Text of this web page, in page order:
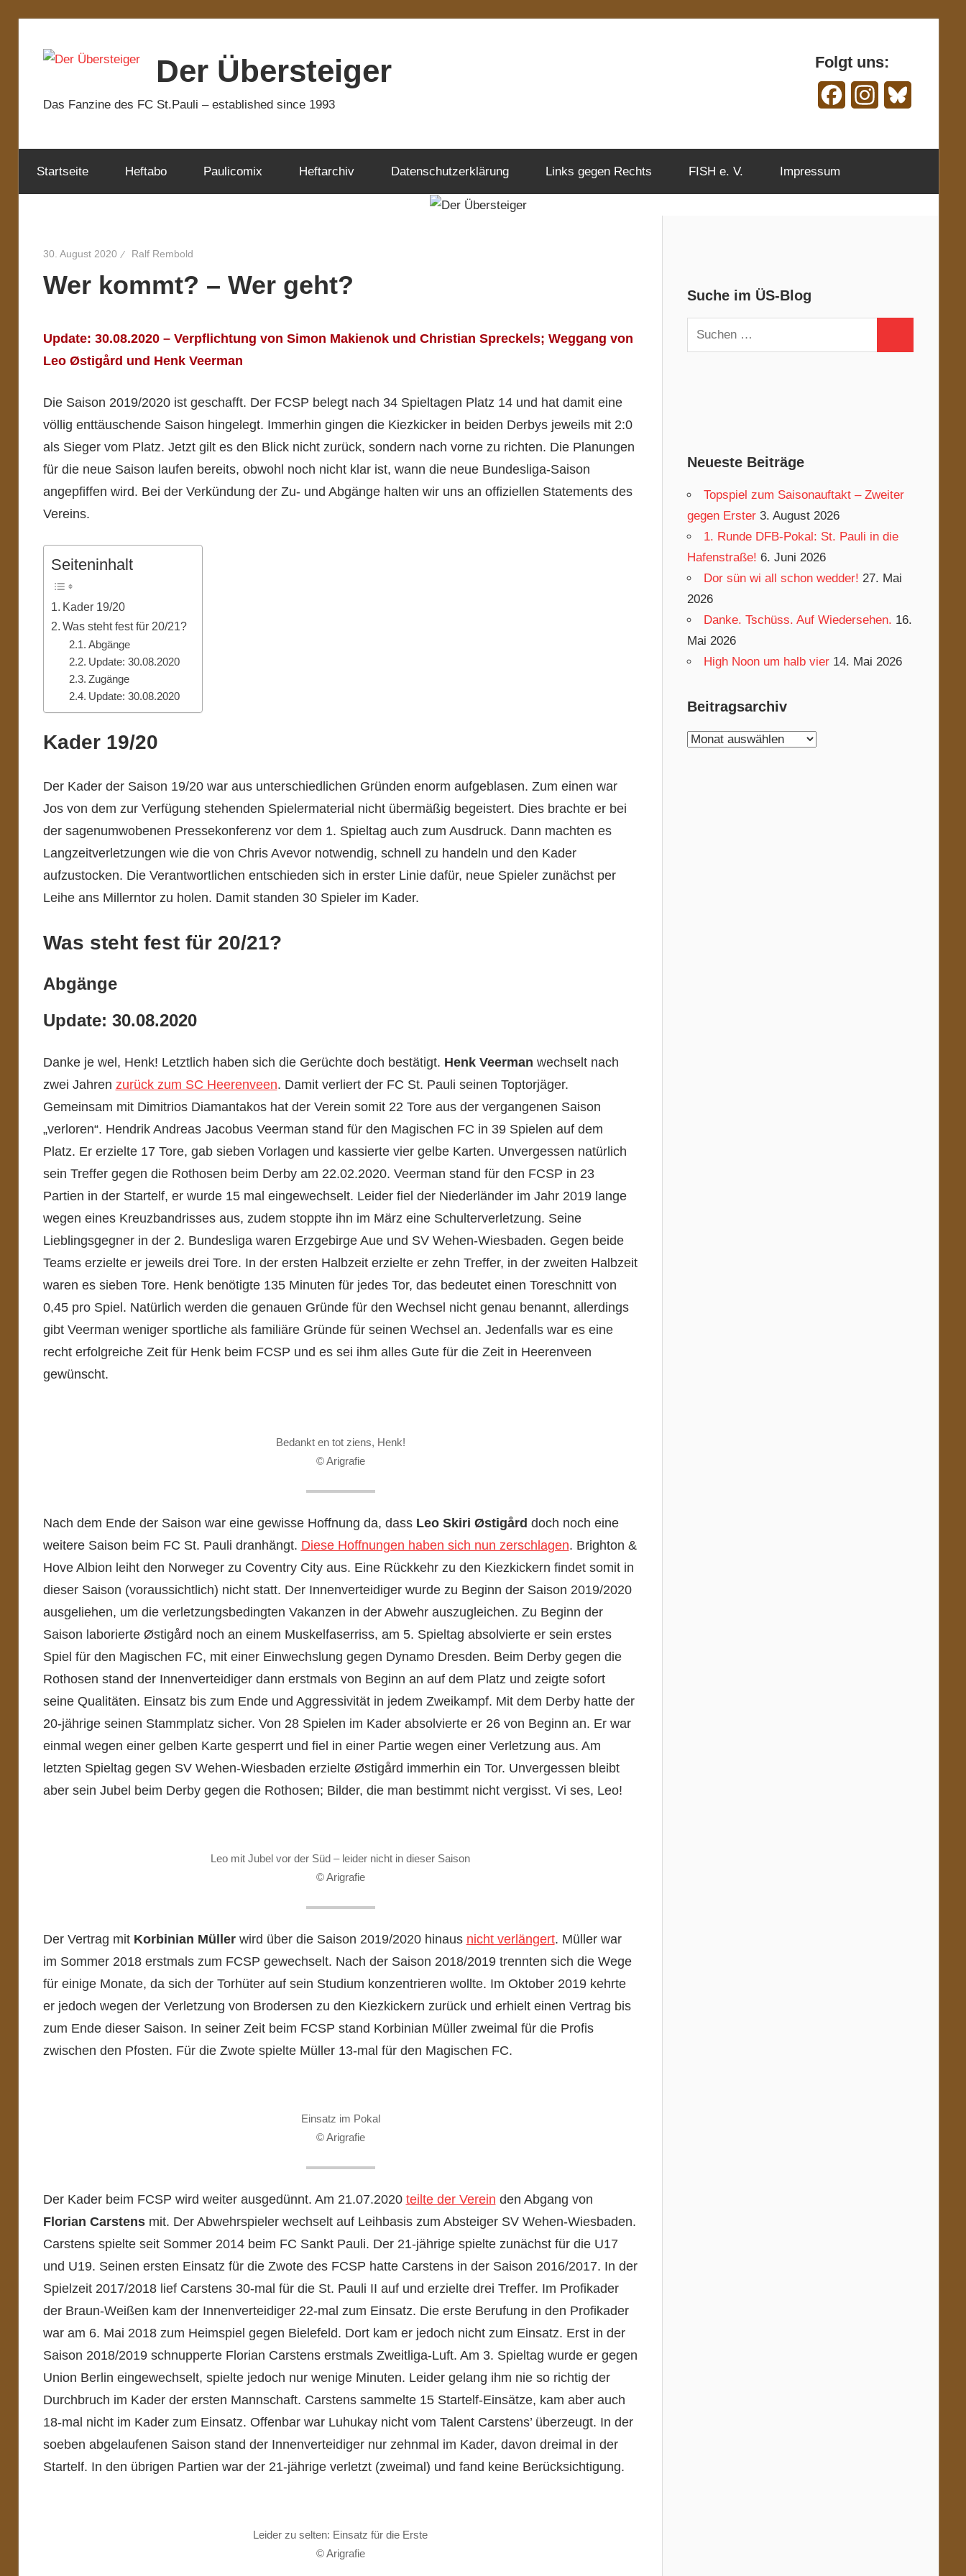
Inhalt
Der Übersteiger
Das Fanzine des FC St.Pauli – established since 1993
Folgt uns:
FacebookInstagram
Startseite Heftabo Paulicomix Heftarchiv Datenschutzerklärung Links gegen Rechts FISH e. V. Impressum
30. August 2020 Ralf Rembold
Wer kommt? – Wer geht?
Update: 30.08.2020– Verpflichtung von Simon Makienok und Christian Spreckels; Weggang von
Leo Østigård und Henk Veerman
Die Saison 2019/2020 ist geschafft. Der FCSP belegt nach 34 Spieltagen Platz 14 und hat damit eine
völlig enttäuschende Saison hingelegt. Immerhin gingen die Kiezkicker in beiden Derbys jeweils mit 2:0
als Sieger vom Platz. Jetzt gilt es den Blick nicht zurück, sondern nach vorne zu richten. Die Planungen
für die neue Saison laufen bereits, obwohl noch nicht klar ist, wann die neue Bundesliga-Saison
angepfiffen wird. Bei der Verkündung der Zu- und Abgänge halten wir uns an offiziellen Statements des
Vereins.
Seiteninhalt
Kader 19/20
Was steht fest für 20/21?
Abgänge
Update: 30.08.2020
Zugänge
Update: 30.08.2020
Kader 19/20
Der Kader der Saison 19/20 war aus unterschiedlichen Gründen enorm aufgeblasen. Zum einen war
Jos von dem zur Verfügung stehenden Spielermaterial nicht übermäßig begeistert. Dies brachte er bei
der sagenumwobenen Pressekonferenz vor dem 1. Spieltag auch zum Ausdruck. Dann machten es
Langzeitverletzungen wie die von Chris Avevor notwendig, schnell zu handeln und den Kader
aufzustocken. Die Verantwortlichen entschieden sich in erster Linie dafür, neue Spieler zunächst per
Leihe ans Millerntor zu holen. Damit standen 30 Spieler im Kader.
Was steht fest für 20/21?
Abgänge
Update: 30.08.2020
Danke je wel, Henk! Letztlich haben sich die Gerüchte doch bestätigt. Henk Veerman wechselt nach
zwei Jahren zurück zum SC Heerenveen. Damit verliert der FC St. Pauli seinen Toptorjäger.
Gemeinsam mit Dimitrios Diamantakos hat der Verein somit 22 Tore aus der vergangenen Saison
„verloren“. Hendrik Andreas Jacobus Veerman stand für den Magischen FC in 39 Spielen auf dem
Platz. Er erzielte 17 Tore, gab sieben Vorlagen und kassierte vier gelbe Karten. Unvergessen natürlich
sein Treffer gegen die Rothosen beim Derby am 22.02.2020. Veerman stand für den FCSP in 23
Partien in der Startelf, er wurde 15 mal eingewechselt. Leider fiel der Niederländer im Jahr 2019 lange
wegen eines Kreuzbandrisses aus, zudem stoppte ihn im März eine Schulterverletzung. Seine
Lieblingsgegner in der 2. Bundesliga waren Erzgebirge Aue und SV Wehen-Wiesbaden. Gegen beide
Teams erzielte er jeweils drei Tore. In der ersten Halbzeit erzielte er zehn Treffer, in der zweiten Halbzeit
waren es sieben Tore. Henk benötigte 135 Minuten für jedes Tor, das bedeutet einen Toreschnitt von
0,45 pro Spiel. Natürlich werden die genauen Gründe für den Wechsel nicht genau benannt, allerdings
gibt Veerman weniger sportliche als familiäre Gründe für seinen Wechsel an. Jedenfalls war es eine
recht erfolgreiche Zeit für Henk beim FCSP und es sei ihm alles Gute für die Zeit in Heerenveen
gewünscht.
Bedankt en tot ziens, Henk!
© Arigrafie
Nach dem Ende der Saison war eine gewisse Hoffnung da, dass Leo Skiri Østigård doch noch eine
weitere Saison beim FC St. Pauli dranhängt. Diese Hoffnungen haben sich nun zerschlagen. Brighton &
Hove Albion leiht den Norweger zu Coventry City aus. Eine Rückkehr zu den Kiezkickern findet somit in
dieser Saison (voraussichtlich) nicht statt. Der Innenverteidiger wurde zu Beginn der Saison 2019/2020
ausgeliehen, um die verletzungsbedingten Vakanzen in der Abwehr auszugleichen. Zu Beginn der
Saison laborierte Østigård noch an einem Muskelfaserriss, am 5. Spieltag absolvierte er sein erstes
Spiel für den Magischen FC, mit einer Einwechslung gegen Dynamo Dresden. Beim Derby gegen die
Rothosen stand der Innenverteidiger dann erstmals von Beginn an auf dem Platz und zeigte sofort
seine Qualitäten. Einsatz bis zum Ende und Aggressivität in jedem Zweikampf. Mit dem Derby hatte der
20-jährige seinen Stammplatz sicher. Von 28 Spielen im Kader absolvierte er 26 von Beginn an. Er war
einmal wegen einer gelben Karte gesperrt und fiel in einer Partie wegen einer Verletzung aus. Am
letzten Spieltag gegen SV Wehen-Wiesbaden erzielte Østigård immerhin ein Tor. Unvergessen bleibt
aber sein Jubel beim Derby gegen die Rothosen; Bilder, die man bestimmt nicht vergisst. Vi ses, Leo!
Leo mit Jubel vor der Süd – leider nicht in dieser Saison
© Arigrafie
Der Vertrag mit Korbinian Müller wird über die Saison 2019/2020 hinaus nicht verlängert. Müller war
im Sommer 2018 erstmals zum FCSP gewechselt. Nach der Saison 2018/2019 trennten sich die Wege
für einige Monate, da sich der Torhüter auf sein Studium konzentrieren wollte. Im Oktober 2019 kehrte
er jedoch wegen der Verletzung von Brodersen zu den Kiezkickern zurück und erhielt einen Vertrag bis
zum Ende dieser Saison. In seiner Zeit beim FCSP stand Korbinian Müller zweimal für die Profis
zwischen den Pfosten. Für die Zwote spielte Müller 13-mal für den Magischen FC.
Einsatz im Pokal
© Arigrafie
Der Kader beim FCSP wird weiter ausgedünnt. Am 21.07.2020 teilte der Verein den Abgang von
Florian Carstensmit. Der Abwehrspieler wechselt auf Leihbasis zum Absteiger SV Wehen-Wiesbaden.
Carstens spielte seit Sommer 2014 beim FC Sankt Pauli. Der 21-jährige spielte zunächst für die U17
und U19. Seinen ersten Einsatz für die Zwote des FCSP hatte Carstens in der Saison 2016/2017. In der
Spielzeit 2017/2018 lief Carstens 30-mal für die St. Pauli II auf und erzielte drei Treffer. Im Profikader
der Braun-Weißen kam der Innenverteidiger 22-mal zum Einsatz. Die erste Berufung in den Profikader
war am 6. Mai 2018 zum Heimspiel gegen Bielefeld. Dort kam er jedoch nicht zum Einsatz. Erst in der
Saison 2018/2019 schnupperte Florian Carstens erstmals Zweitliga-Luft. Am 3. Spieltag wurde er gegen
Union Berlin eingewechselt, spielte jedoch nur wenige Minuten. Leider gelang ihm nie so richtig der
Durchbruch im Kader der ersten Mannschaft. Carstens sammelte 15 Startelf-Einsätze, kam aber auch
18-mal nicht im Kader zum Einsatz. Offenbar war Luhukay nicht vom Talent Carstens’ überzeugt. In der
soeben abgelaufenen Saison stand der Innenverteidiger nur zehnmal im Kader, davon dreimal in der
Startelf. In den übrigen Partien war der 21-jährige verletzt (zweimal) und fand keine Berücksichtigung.
Leider zu selten: Einsatz für die Erste
© Arigrafie
Suche im ÜS-Blog
Suchen
nach:
Neueste Beiträge
Topspiel zum Saisonauftakt – Zweiter
gegen Erster 3. August 2026
1. Runde DFB-Pokal: St. Pauli in die
Hafenstraße! 6. Juni 2026
Dor sün wi all schon wedder! 27. Mai
2026
Danke. Tschüss. Auf Wiedersehen. 16.
Mai 2026
High Noon um halb vier 14. Mai 2026
Beitragsarchiv
Beitragsarchiv